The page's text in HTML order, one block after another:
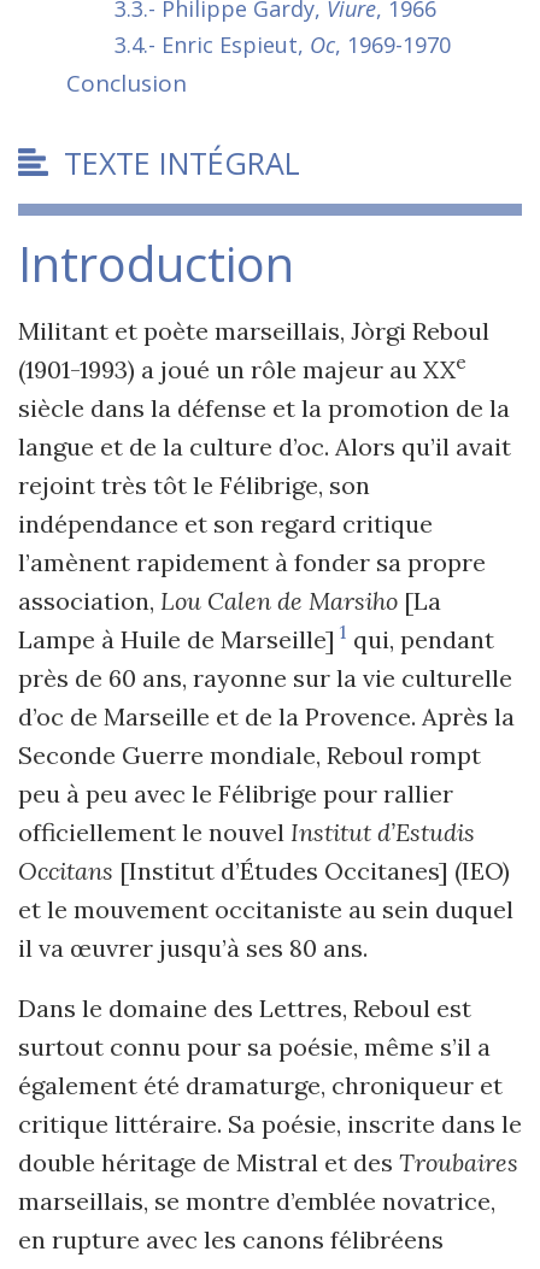
3.3.- Philippe Gardy, Viure, 1966
3.4.- Enric Espieut, Oc, 1969-1970
Conclusion
TEXTE INTÉGRAL
Introduction
Militant et poète marseillais, Jòrgi Reboul
(1901-1993) a joué un rôle majeur au XXe
siècle dans la défense et la promotion de la
langue et de la culture d’oc. Alors qu’il avait
rejoint très tôt le Félibrige, son
indépendance et son regard critique
l’amènent rapidement à fonder sa propre
association, Lou Calen de Marsiho [La
Lampe à Huile de Marseille] 1 qui, pendant
près de 60 ans, rayonne sur la vie culturelle
d’oc de Marseille et de la Provence. Après la
Seconde Guerre mondiale, Reboul rompt
peu à peu avec le Félibrige pour rallier
officiellement le nouvel Institut d’Estudis
Occitans [Institut d’Études Occitanes] (IEO)
et le mouvement occitaniste au sein duquel
il va œuvrer jusqu’à ses 80 ans.
Dans le domaine des Lettres, Reboul est
surtout connu pour sa poésie, même s’il a
également été dramaturge, chroniqueur et
critique littéraire. Sa poésie, inscrite dans le
double héritage de Mistral et des Troubaires
marseillais, se montre d’emblée novatrice,
en rupture avec les canons félibréens